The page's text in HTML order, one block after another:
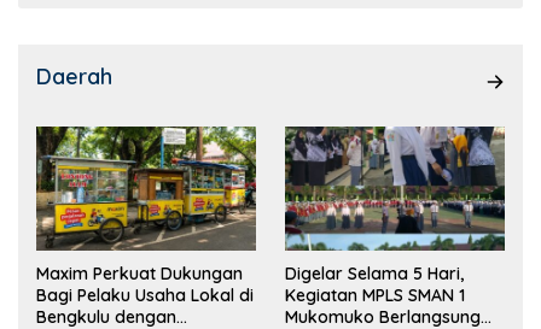
Daerah
Maxim Perkuat Dukungan
Bagi Pelaku Usaha Lokal di
Bengkulu dengan
Digelar Selama 5 Hari,
Kegiatan MPLS SMAN 1
Mukomuko Berlangsung